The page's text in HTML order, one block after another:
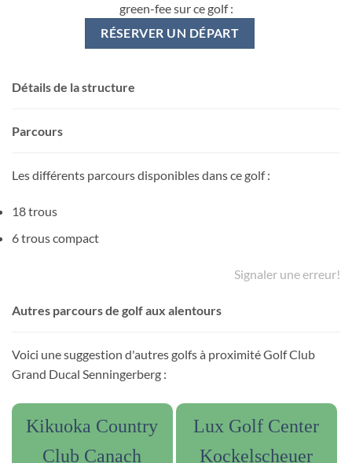
green-fee sur ce golf :
RÉSERVER UN DÉPART
Détails de la structure
Parcours
Les différents parcours disponibles dans ce golf :
18 trous
6 trous compact
Signaler une erreur!
Autres parcours de golf aux alentours
Voici une suggestion d'autres golfs à proximité Golf Club
Grand Ducal Senningerberg :
Kikuoka Country
Club Canach
Lux Golf Center
Kockelscheuer